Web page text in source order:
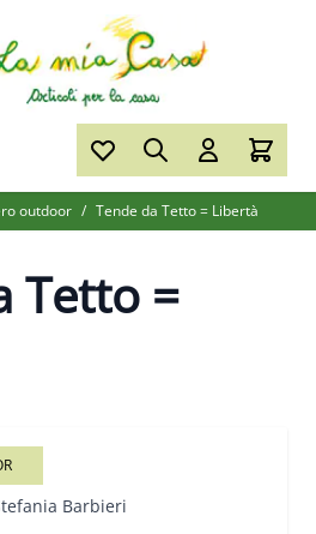
outdoor / Tende da Tetto = Libertà
Tetto =
Barbieri